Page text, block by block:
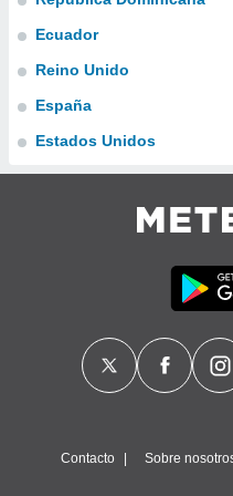
y
nuestra
y
cookies
Ecuador
Reino Unido
España
Estados Unidos
Contacto Sobre